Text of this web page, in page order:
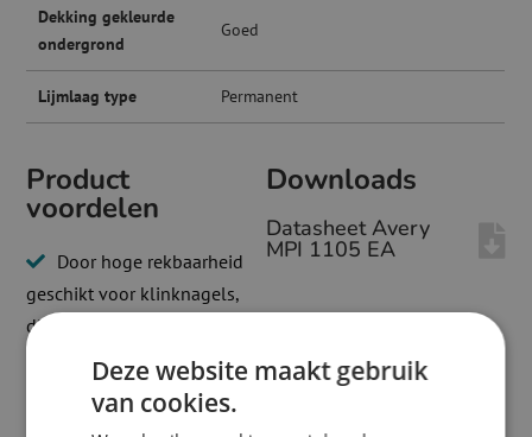
Product
voordelen
Door hoge rekbaarheid
geschikt voor klinknagels,
diepe groeven en complexe
3D vormen
Eenvoudige montage
Dekking gekleurde
ondergrond
Goed
Lijmlaag type Permanent
Downloads
Datasheet Avery
MPI 1105 EA
Deze website maakt gebruik
van cookies.